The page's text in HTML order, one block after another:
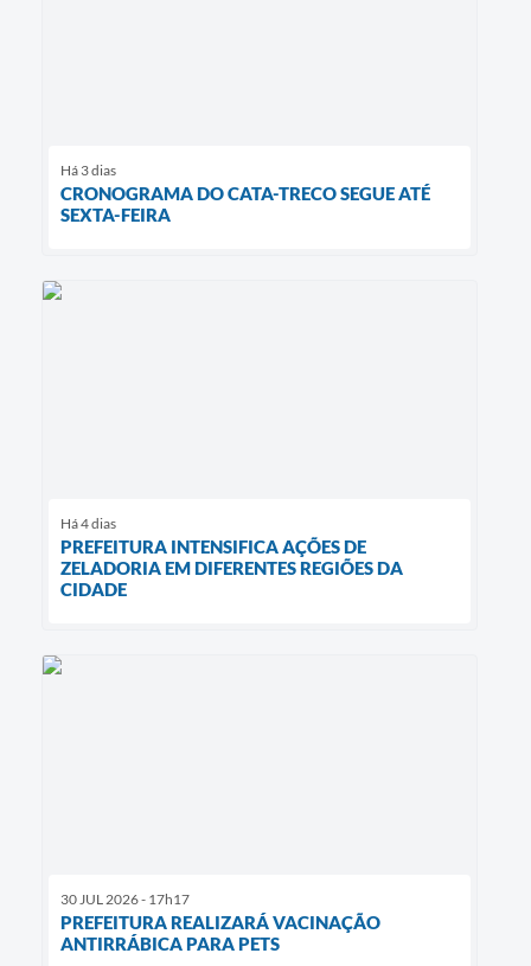
Há 3 dias
CRONOGRAMA DO CATA-TRECO SEGUE ATÉ
SEXTA-FEIRA
Há 4 dias
PREFEITURA INTENSIFICA AÇÕES DE
ZELADORIA EM DIFERENTES REGIÕES DA
CIDADE
30 JUL 2026 - 17h17
PREFEITURA REALIZARÁ VACINAÇÃO
ANTIRRÁBICA PARA PETS